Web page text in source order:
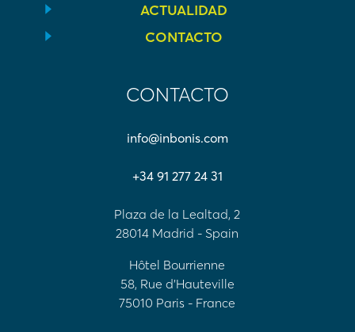
ACTUALIDAD
CONTACTO
CONTACTO
info@inbonis.com
+34 91 277 24 31
Plaza de la Lealtad, 2
28014 Madrid - Spain
Hôtel Bourrienne
58, Rue d'Hauteville
75010 Paris - France